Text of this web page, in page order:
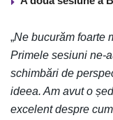
„Ne bucurăm foarte
Primele sesiuni ne-
schimbări de
ideea. Am avut o
excelent despre